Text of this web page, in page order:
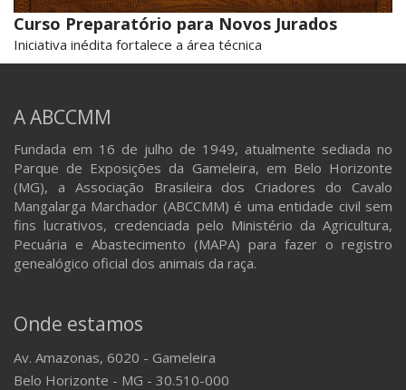
Curso Preparatório para Novos Jurados
Iniciativa inédita fortalece a área técnica
A ABCCMM
Fundada em 16 de julho de 1949, atualmente sediada no
Parque de Exposições da Gameleira, em Belo Horizonte
(MG), a Associação Brasileira dos Criadores do Cavalo
Mangalarga Marchador (ABCCMM) é uma entidade civil sem
fins lucrativos, credenciada pelo Ministério da Agricultura,
Pecuária e Abastecimento (MAPA) para fazer o registro
genealógico oficial dos animais da raça.
Onde estamos
Av. Amazonas, 6020 - Gameleira
Belo Horizonte - MG - 30.510-000